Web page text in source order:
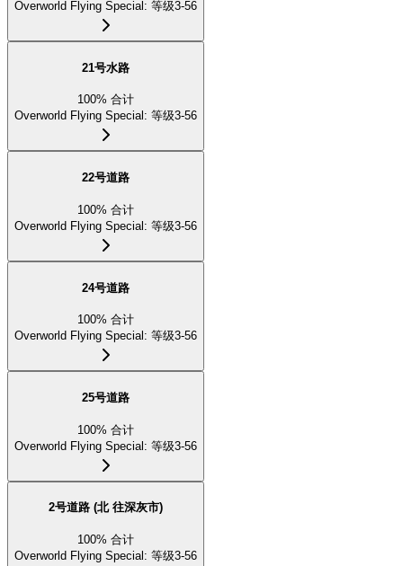
Overworld Flying Special : 等级3-56
21号水路
100% 合计
Overworld Flying Special : 等级3-56
22号道路
100% 合计
Overworld Flying Special : 等级3-56
24号道路
100% 合计
Overworld Flying Special : 等级3-56
25号道路
100% 合计
Overworld Flying Special: 等级3-56
2号道路 (北 往深灰市)
100% 合计
Overworld Flying Special : 等级3-56